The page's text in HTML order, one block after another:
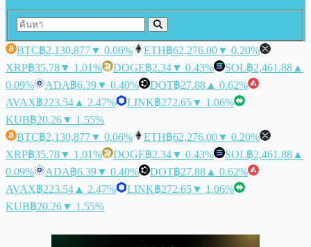
BTC฿2,130,877▼ 0.06% ETH฿62,276.00▼ 0.20%
XRP฿35.78▼ 1.01% DOGE฿2.34▼ 0.43% SOL฿2,461.88 ▲
0.09%
ADA฿6.39▼ 0.40% DOT฿27.88 ▲ 0.62%
AVAX฿223.54 ▲ 2.47% LINK฿272.65▼ 1.06%
KUB฿20.26▼ 1.55%
BTC฿2,130,877▼ 0.06% ETH฿62,276.00▼ 0.20%
XRP฿35.78▼ 1.01% DOGE฿2.34▼ 0.43% SOL฿2,461.88 ▲
0.09%
ADA฿6.39▼ 0.40% DOT฿27.88 ▲ 0.62%
AVAX฿223.54 ▲ 2.47% LINK฿272.65▼ 1.06%
KUB฿20.26▼ 1.55%